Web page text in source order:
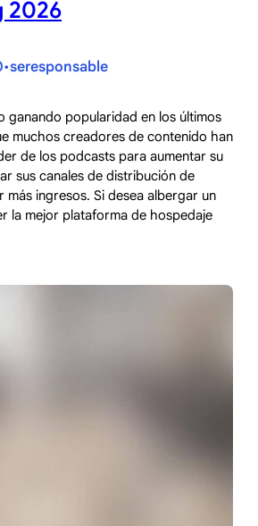
2026
•seresponsable
ganando popularidad en los últimos
muchos creadores de contenido han
de los podcasts para aumentar su
sus canales de distribución de
ingresos. Si desea albergar un
la mejor plataforma de hospedaje